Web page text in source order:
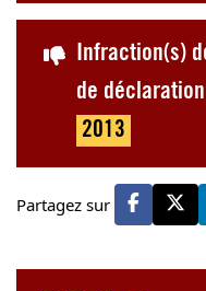
Infraction(s)
de déclaration
2013
Partagez sur